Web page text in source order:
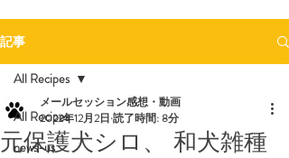
記事
All Recipes
news-us
All Recipes
元保護犬シロ、 和犬雑種
メールセッション感想・動画
2022年12月2日 読了時間: 8分